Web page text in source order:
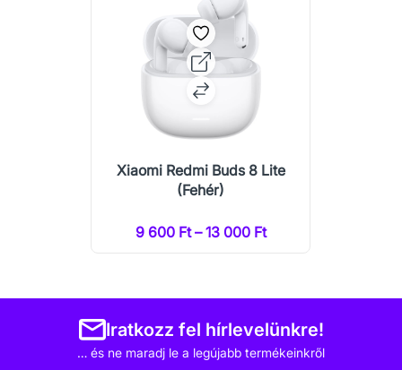
Xiaomi Redmi Buds 8 Lite
(Fehér)
9 600 Ft – 13 000 Ft
Iratkozz fel hírlevelünkre!
… és ne maradj le a legújabb termékeinkről